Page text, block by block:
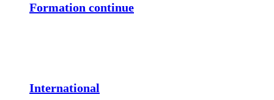
Formation continue
International